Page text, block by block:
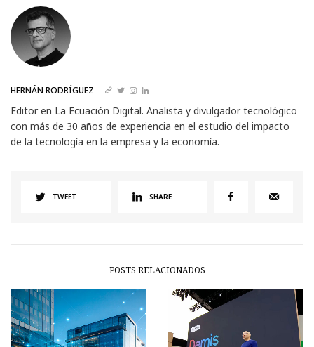
HERNÁN RODRÍGUEZ
Editor en La Ecuación Digital. Analista y divulgador tecnológico
con más de 30 años de experiencia en el estudio del impacto
de la tecnología en la empresa y la economía.
TWEET SHARE
POSTS RELACIONADOS